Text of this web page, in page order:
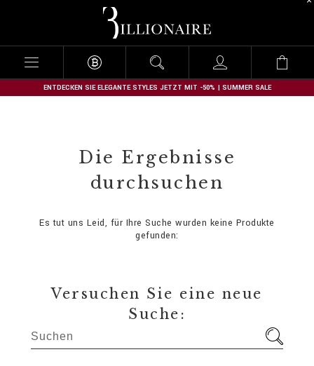
l
l
o
n
ENTDECKEN SIE ELEGANTE STYLES JETZT MIT -50% | SUMMER SALE
Die Ergebnisse
durchsuchen
Es tut uns Leid, für Ihre Suche wurden keine Produkte
gefunden:
Versuchen Sie eine neue
Suche: